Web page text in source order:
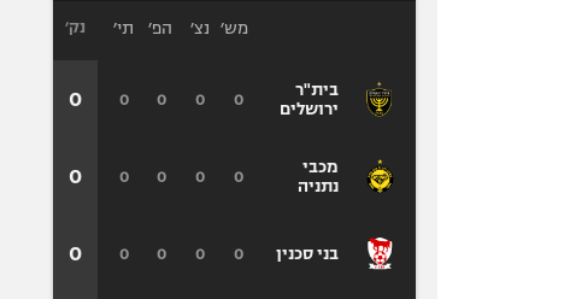
בית"ר
ירושלים
מכבי
נתניה
בני סכנין
מש׳ נצ׳ הפ׳ תי׳
0
0
0
0
0
0
0
0
0
0
0
0
נק׳
0
0
0